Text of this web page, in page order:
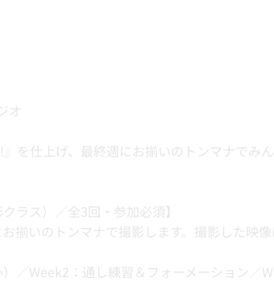
オ
を仕上げ、最終週にお揃いのトンマナでみ
ラス）／全3回・参加必須】
揃いのトンマナで撮影します。撮影した映
／Week2：通し練習＆フォーメーション／